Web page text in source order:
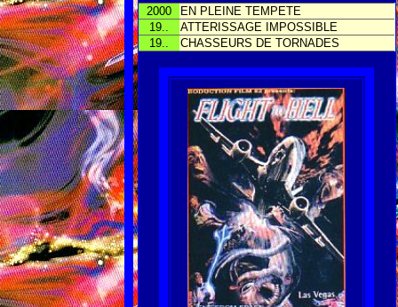
2000
EN PLEINE TEMPETE
19..
ATTERISSAGE IMPOSSIBLE
19..
CHASSEURS DE TORNADES